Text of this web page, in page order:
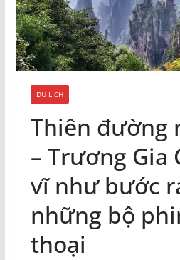
DU LỊCH
Thiên đường
– Trương Gia
vĩ như bước
những bộ
thoại